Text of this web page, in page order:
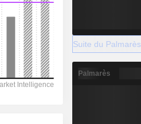
2028
-
Suite du Palmarès
Palmarès